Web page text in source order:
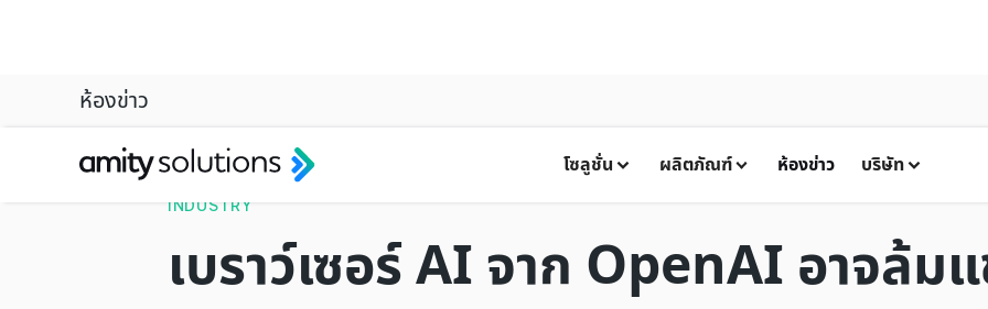
โซลูชั่น ผลิตภัณฑ์ ห้องข่าว บริษัท
ห้องข่าว
INDUSTRY
เบราว์เซอร์ AI จาก OpenAI อาจล้